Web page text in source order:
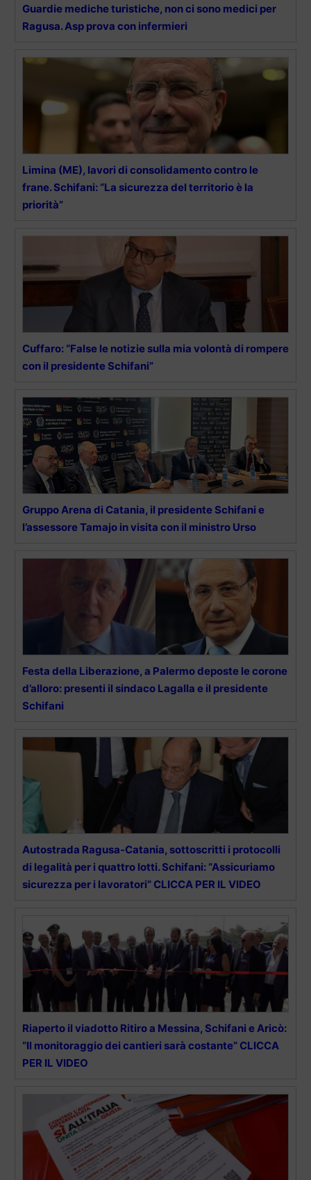
Guardie mediche turistiche, non ci sono medici per
Ragusa. Asp prova con infermieri
Limina (ME), lavori di consolidamento contro le
frane. Schifani: “La sicurezza del territorio è la
priorità”
Cuffaro: “False le notizie sulla mia volontà di rompere
con il presidente Schifani”
Gruppo Arena di Catania, il presidente Schifani e
l’assessore Tamajo in visita con il ministro Urso
Festa della Liberazione, a Palermo deposte le corone
d’alloro: presenti il sindaco Lagalla e il presidente
Schifani
Autostrada Ragusa-Catania, sottoscritti i protocolli
di legalità per i quattro lotti. Schifani: “Assicuriamo
sicurezza per i lavoratori” CLICCA PER IL VIDEO
Riaperto il viadotto Ritiro a Messina, Schifani e Aricò:
“Il monitoraggio dei cantieri sarà costante” CLICCA
PER IL VIDEO